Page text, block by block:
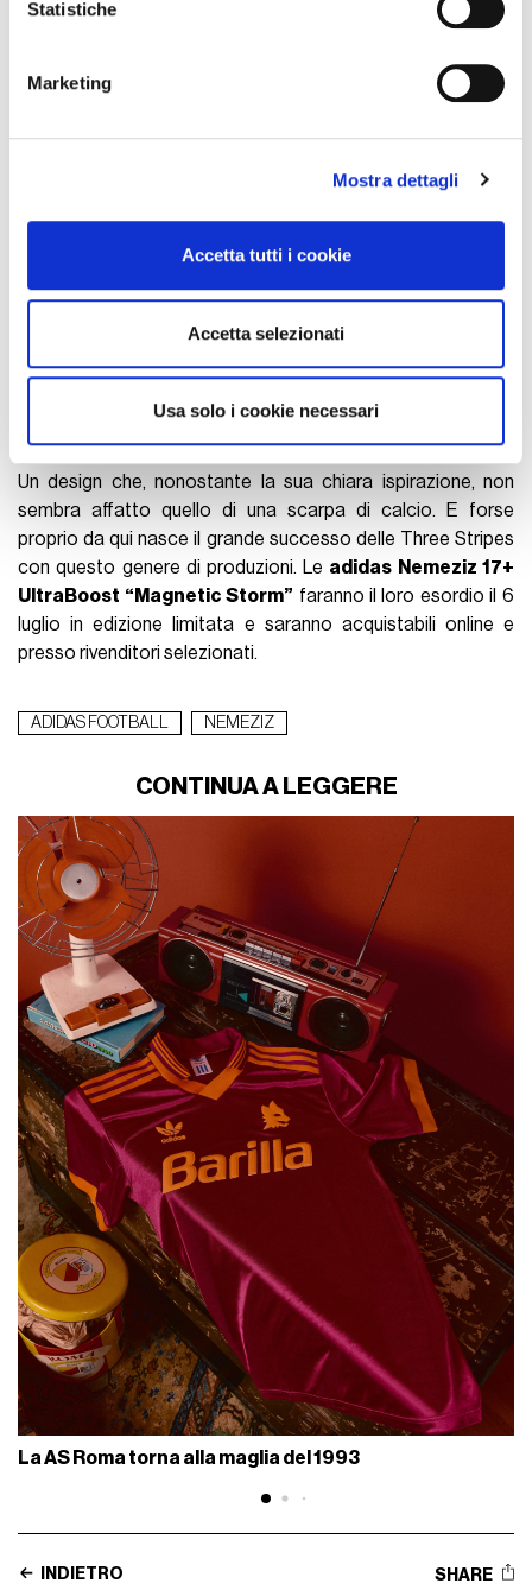
raccogliere informazioni sulla tua posizione
geografica, con un'approssimazione di qualche
Identificare il tuo dispositivo, scansionandolo
Approfondisci come vengono elaborati i tuoi dati personali
dalla Dichiarazione sui cookie.
Utilizziamo i cookie per personalizzare contenuti ed
analizzare il nostro traffico. Condividiamo inoltre
informazioni sul modo in cui utilizza il nostro sito con i
nostri partner che si occupano di analisi dei dati web,
pubblicità e social media, i quali potrebbero combinarle
con altre informazioni che ha fornito loro o che hanno
raccolto dal suo utilizzo dei loro servizi.
Statistiche
Marketing
Mostra dettagli
Accetta tutti i cookie
Accetta selezionati
Usa solo i cookie necessari
Un design che, nonostante la sua chiara ispirazione, non
sembra affatto quello di una scarpa di calcio. E forse
proprio da qui nasce il grande successo delle Three Stripes
con questo genere di produzioni. Le adidas Nemeziz 17+
UltraBoost “Magnetic Storm” faranno il loro esordio il 6
luglio in edizione limitata e saranno acquistabili online e
presso rivenditori selezionati.
ADIDAS FOOTBALL NEMEZIZ
CONTINUA A LEGGERE
La AS Roma torna alla maglia del 1993
INDIETRO SHARE